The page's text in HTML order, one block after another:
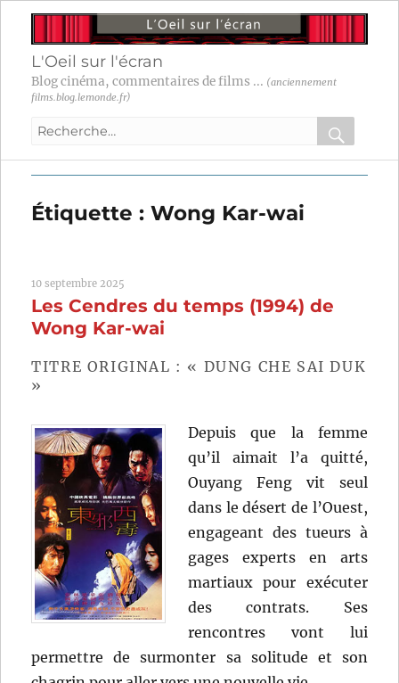
L'Oeil sur l'écran
Blog cinéma, commentaires de films ... (anciennement
films.blog.lemonde.fr)
Recherche
:
OK
Étiquette :Wong Kar-wai
10 septembre 2025
Les Cendres du temps (1994) de
Wong Kar-wai
TITRE ORIGINAL : « DUNG CHE SAI DUK
»
Depuis que la femme
qu’il aimait l’a quitté,
Ouyang Feng vit seul
dans le désert de l’Ouest,
engageant des tueurs à
gages experts en arts
martiaux pour exécuter
des contrats. Ses
rencontres vont lui
permettre de surmonter sa solitude et son